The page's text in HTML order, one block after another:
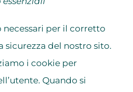
necessari per il corretto
sicurezza del nostro sito.
i cookie per
Quando si